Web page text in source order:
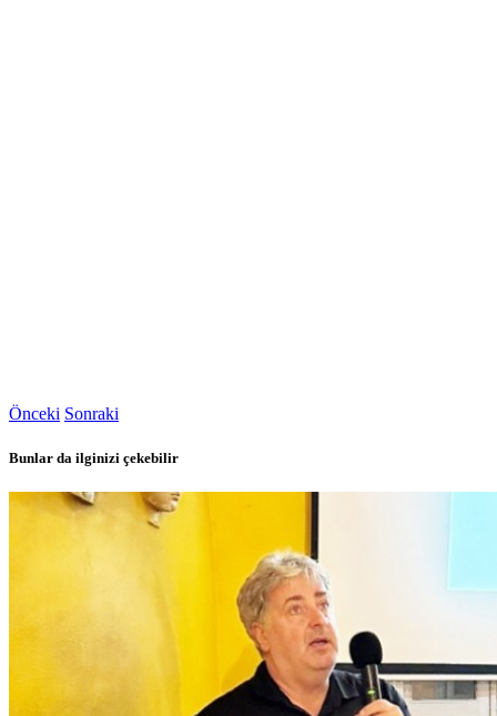
Önceki Sonraki
Bunlar da ilginizi çekebilir